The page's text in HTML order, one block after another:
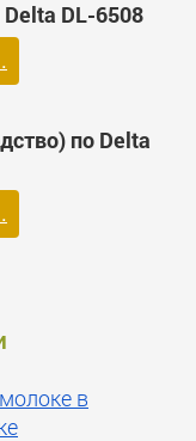
DL-6508
по Delta
в